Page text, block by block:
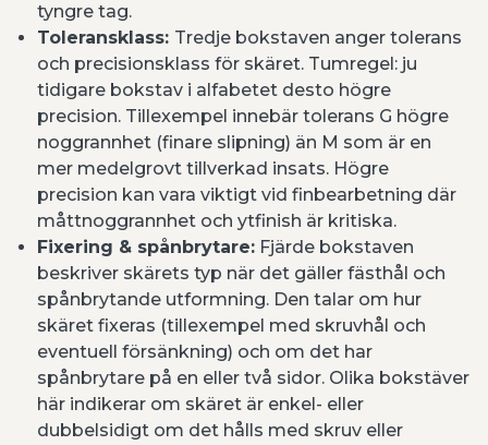
tyngre tag.
Toleransklass: Tredje bokstaven anger tolerans
och precisionsklass för skäret. Tumregel: ju
tidigare bokstav i alfabetet desto högre
precision. Tillexempel innebär tolerans G högre
noggrannhet (finare slipning) än M som är en
mer medelgrovt tillverkad insats. Högre
precision kan vara viktigt vid finbearbetning där
måttnoggrannhet och ytfinish är kritiska.
Fixering & spånbrytare: Fjärde bokstaven
beskriver skärets typ när det gäller fästhål och
spånbrytande utformning. Den talar om hur
skäret fixeras (tillexempel med skruvhål och
eventuell försänkning) och om det har
spånbrytare på en eller två sidor. Olika bokstäver
här indikerar om skäret är enkel- eller
dubbelsidigt om det hålls med skruv eller